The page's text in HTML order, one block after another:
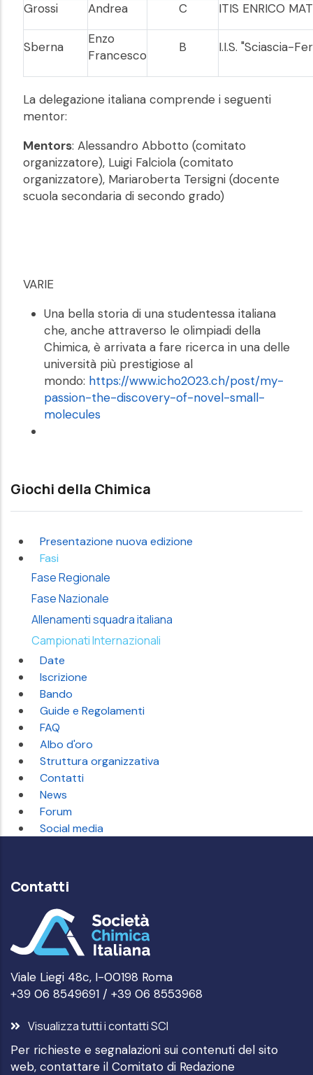
Grossi Andrea C ITIS ENRICO
Sberna
Enzo
Francesco
B I.I.S. "Sciascia-
La delegazione italiana comprende i seguenti
mentor:
Mentors: Alessandro Abbotto (comitato
organizzatore), Luigi Falciola (comitato
organizzatore), Mariaroberta Tersigni (docente
scuola secondaria di secondo grado)
VARIE
Una bella storia di una studentessa italiana
che, anche attraverso le olimpiadi della
Chimica, è arrivata a fare ricerca in una delle
università più prestigiose al
mondo: https://www.icho2023.ch/post/my-
passion-the-discovery-of-novel-small-
molecules
Giochi della Chimica
Presentazione nuova edizione
Fasi
Fase Regionale
Fase Nazionale
Allenamenti squadra italiana
Campionati Internazionali
Date
Iscrizione
Bando
Guide e Regolamenti
FAQ
Albo d'oro
Struttura organizzativa
Contatti
News
Forum
Social media
Contatti
Viale Liegi 48c, I-00198 Roma
+39 06 8549691 / +39 06 8553968
Visualizza tutti i contatti SCI
Per richieste e segnalazioni sui contenuti del sito
web, contattare il Comitato di Redazione